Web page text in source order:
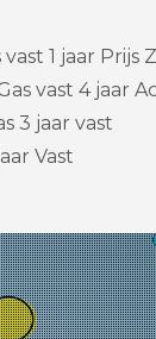
1 jaar Prijs
vast 4 jaar
3 jaar vast
Vast